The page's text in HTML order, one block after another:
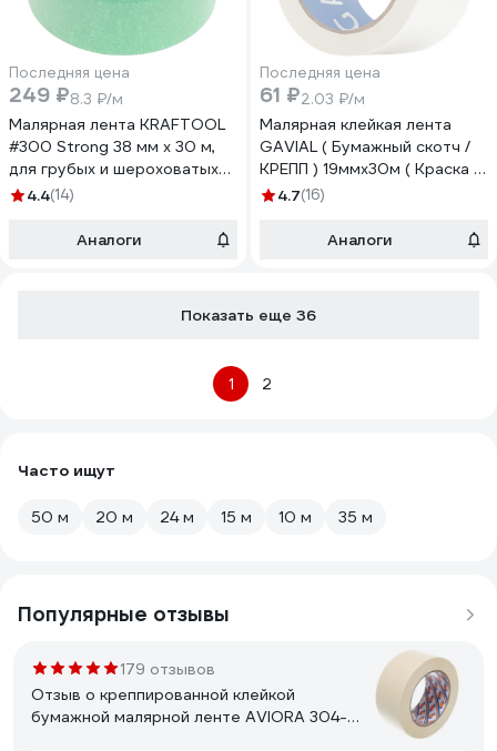
Последняя цена
249 ₽8.3 ₽/м
Малярная лента KRAFTOOL
#300 Strong 38 мм х 30 м,
для грубых и шероховатых
поверхностей 12103-38
4.4(14)
Аналоги
Последняя цена
61 ₽2.03 ₽/м
Малярная клейкая лента
GAVIAL ( Бумажный скотч /
КРЕПП ) 19ммх30м ( Краска и
защита стен ) 292
4.7(16)
Аналоги
Показать еще 36
1 2
Часто ищут
50 м 20 м 24 м 15 м 10 м 35 м
Популярные отзывы
179 отзывов
Отзыв о креппированной клейкой
бумажной малярной ленте AVIORA 304-